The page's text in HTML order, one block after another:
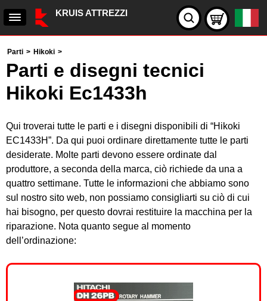
KRUIS ATTREZZI
Parti > Hikoki >
Parti e disegni tecnici
Hikoki Ec1433h
Qui troverai tutte le parti e i disegni disponibili di “Hikoki
EC1433H”. Da qui puoi ordinare direttamente tutte le parti
desiderate. Molte parti devono essere ordinate dal
produttore, a seconda della marca, ciò richiede da una a
quattro settimane. Tutte le informazioni che abbiamo sono
sul nostro sito web, non possiamo consigliarti su ciò di cui
hai bisogno, per questo dovrai restituire la macchina per la
riparazione. Nota quanto segue al momento
dell’ordinazione: